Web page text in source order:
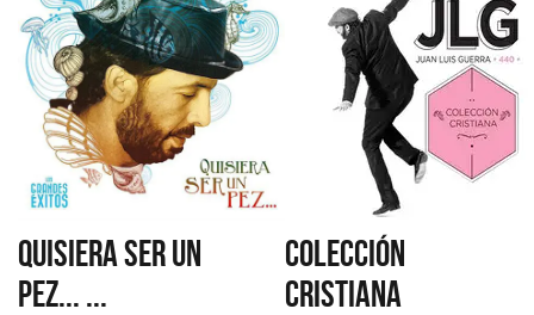
QUISIERA SER UN
PEZ... ...
COLECCIÓN
CRISTIANA